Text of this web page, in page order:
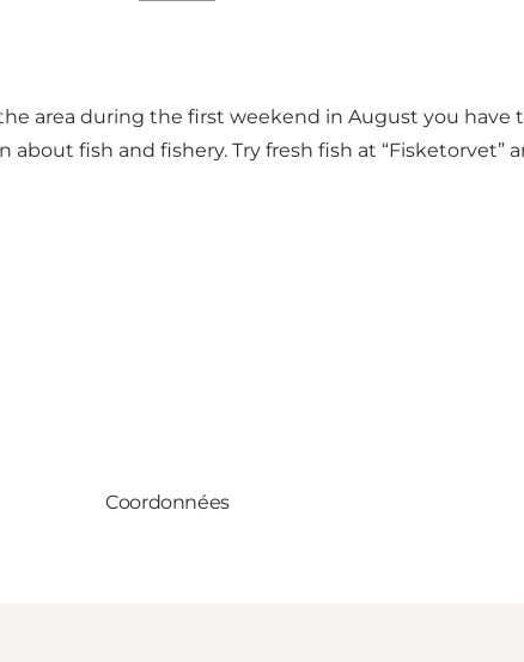
the area during the first weekend in August you
fish and fishery. Try fresh fish at “Fisketorvet”
Coordonnées